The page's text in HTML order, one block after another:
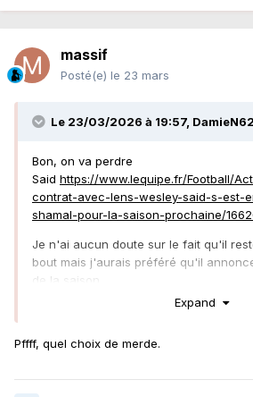
massif
Posté(e) le 23 mars
Le 23/03/2026 à 19:57, DamieN62
Bon, on va perdre
Said https://www.lequipe.fr/Football/
contrat-avec-lens-wesley-said-s-est-
shamal-pour-la-saison-prochaine/
Je n'ai aucun doute sur le fait qu'il
bout mais j'aurais préféré qu'il
de la saison.
Expand
Pffff, quel choix de merde.